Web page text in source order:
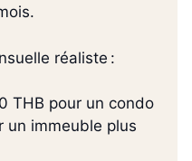
réaliste :
THB pour un condo
un immeuble plus